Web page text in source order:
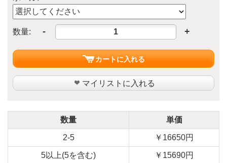
数量: - +
カートに入れる
マイリストに入れる
数量 単価
2-5 ￥16650円
5以上(5を含む) ￥15690円